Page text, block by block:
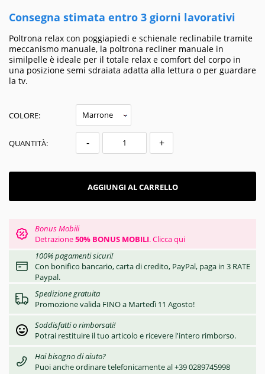
Consegna stimata entro 3 giorni lavorativi
Poltrona relax con poggiapiedi e schienale reclinabile tramite
meccanismo manuale, la poltrona recliner manuale in
similpelle è ideale per il totale relax e comfort del corpo in
una posizione semi sdraiata adatta alla lettura o per guardare
la tv.
COLORE:
QUANTITÀ: - +
AGGIUNGI AL CARRELLO
Bonus Mobili
Detrazione50% BONUS MOBILI.Clicca qui
100% pagamenti sicuri!
Con bonifico bancario, carta di credito, PayPal, paga in 3 RATE
Paypal.
Spedizione gratuita
Promozione valida FINO a Martedì 11 Agosto!
Soddisfatti o rimborsati!
Potrai restituire il tuo articolo e ricevere l'intero rimborso.
Hai bisogno di aiuto?
Puoi anche ordinare telefonicamente al +39 0289745998